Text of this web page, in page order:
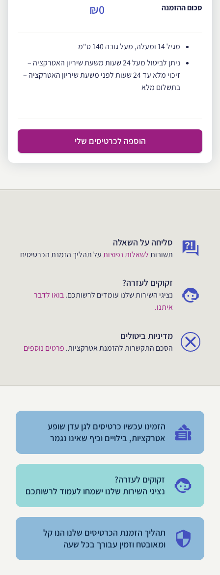
סכום ההזמנה ₪0
מגיל 14 ומעלה, מעל גובה 140 ס"מ
ניתן לביטול מעל 24 שעות משעת שיריון האטרקציה –
זיכוי מלא עד 24 שעות לפני משעת שיריון האטרקציה –
בתשלום מלא
הוספה לכרטיסים שלי
סליחה על השאלה
תשובותלשאלות נפוצותעל תהליך הזמנת הכרטיסים
זקוקים לעזרה?
נציגי השירות שלנו עומדים לרשותכם.בואו לדבר
איתנו.
מדיניות ביטולים
הסכם התקשרות להזמנת אטרקציות. פרטים נוספים
הזמינו עכשיו כרטיסים לגן עדן שופע
אטרקציות, בילויים וכיף שאינו נגמר
זקוקים לעזרה?
נציגי השירות שלנו ישמחו לעמוד לרשותכם
תהליך הזמנת הכרטיסים שלנו הנו קל
ומאובטח וזמין עבורך בכל שעה